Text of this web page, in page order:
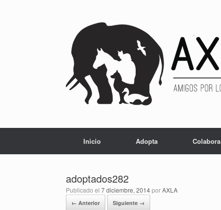
Inicio Adopta Colabora
adoptados282
Publicado el 7 diciembre, 2014porAXLA
← Anterior Siguiente →